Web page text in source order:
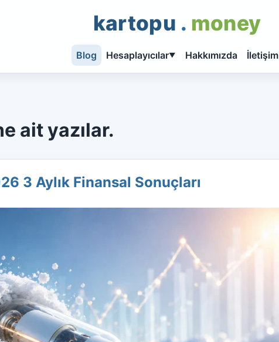
kartopu . money
Blog Hesaplayıcılar▼ Hakkımızda İletişim
ait yazılar.
3 Aylık Finansal Sonuçları